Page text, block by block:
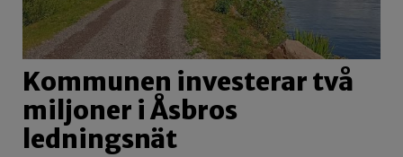
Kommunen investerar två
miljoner i Åsbros
ledningsnät